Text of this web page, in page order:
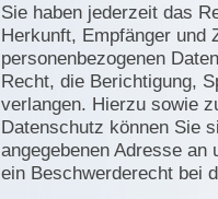
Sie haben jederzeit das
Herkunft, Empfänger und
personenbezogenen
Recht, die Berichtigung,
verlangen. Hierzu sowie
Datenschutz können Sie
angegebenen Adresse
ein Beschwerderecht bei